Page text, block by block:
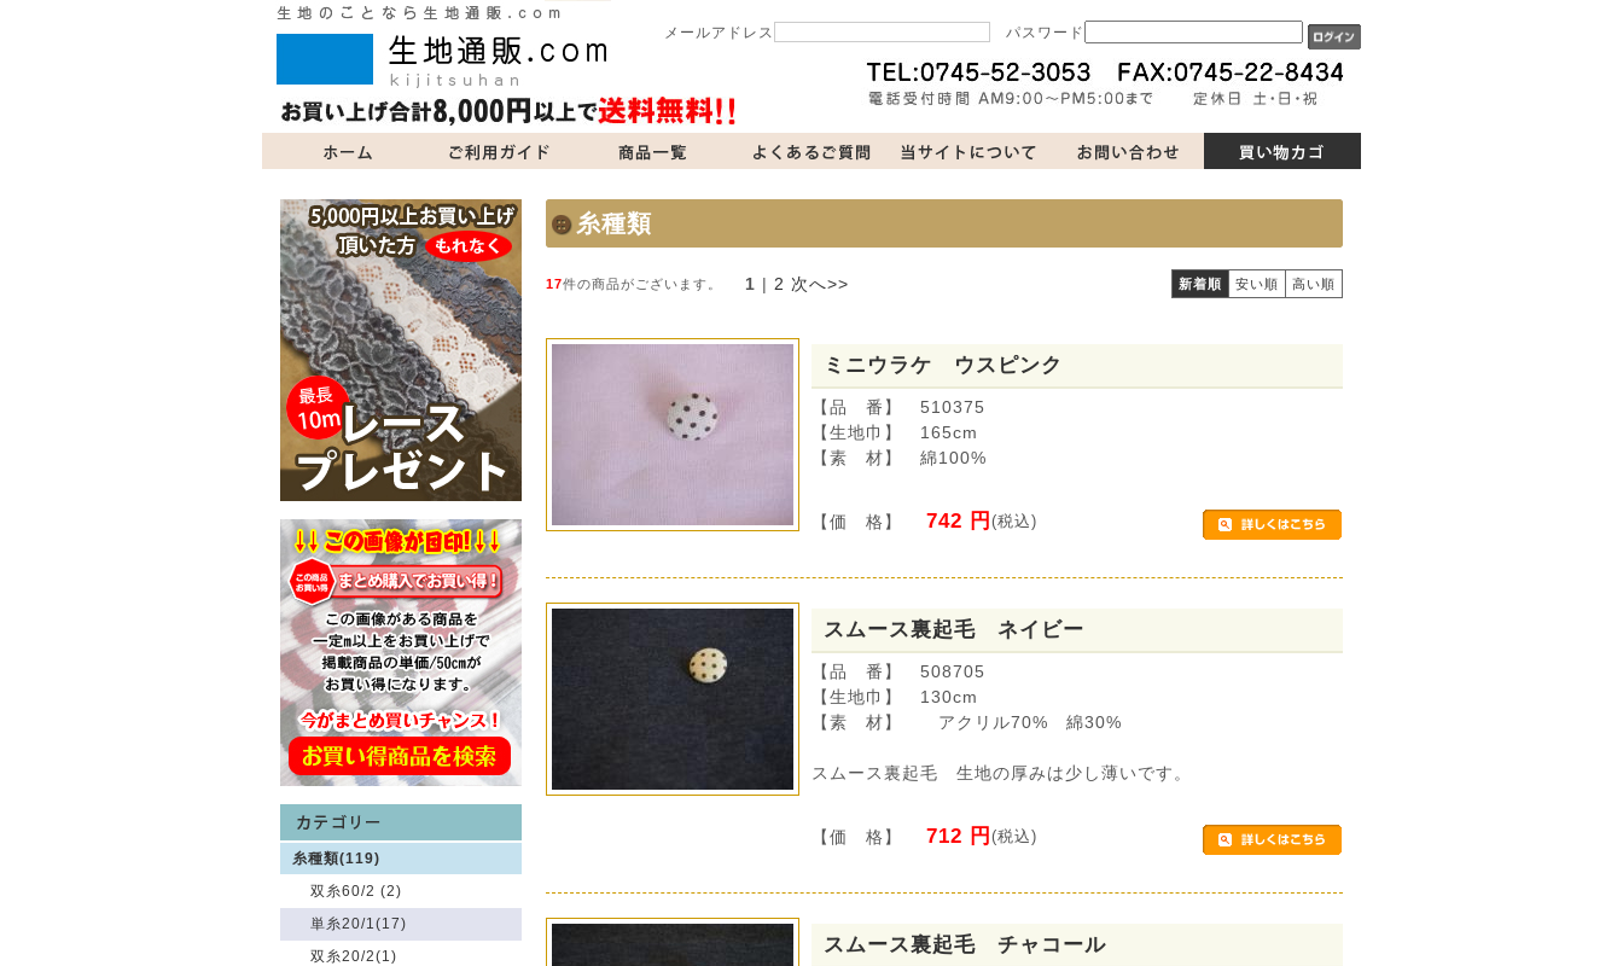
メールアドレス パスワード
よくあるご質問 当サイトについて お問い合わせ 買い物カゴ
糸種類(119)
双糸60/2 (2)
単糸20/1(17)
双糸20/2(1)
糸種類
17件の商品がございます。 1 | 2 次へ>> 新着順 安い順 高い順
ミニウラケ ウスピンク
【品 番】 510375
【生地巾】 165cm
【素 材】 綿100%
【価 格】 742 円(税込)
スムース裏起毛 ネイビー
【品 番】 508705
【生地巾】 130cm
【素 材】 アクリル70% 綿30%
スムース裏起毛 生地の厚みは少し薄いです。
【価 格】 712 円(税込)
スムース裏起毛 チャコール